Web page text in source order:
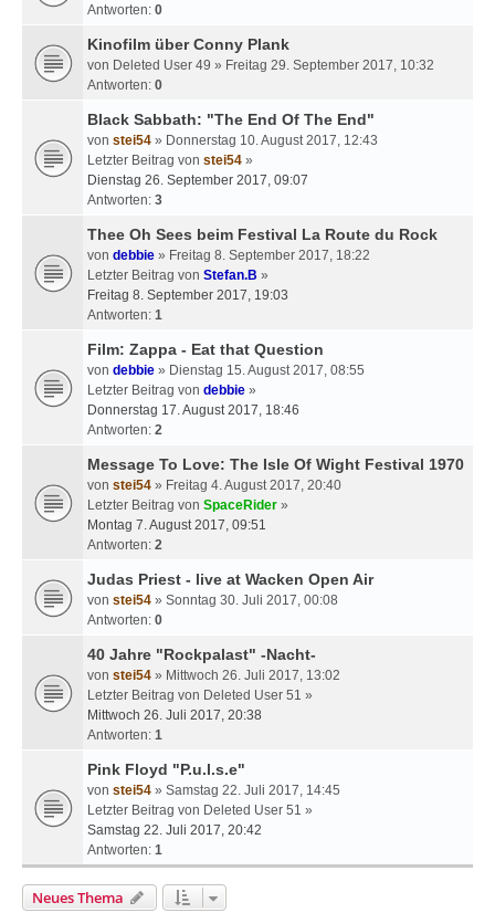
Antworten: 0
Kinofilm über Conny Plank
von Deleted User 49 » Freitag 29. September 2017, 10:32
Antworten: 0
Black Sabbath: "The End Of The End"
von stei54 » Donnerstag 10. August 2017, 12:43
Letzter Beitrag von stei54 »
Dienstag 26. September 2017, 09:07
Antworten: 3
Thee Oh Sees beim Festival La Route du Rock
von debbie » Freitag 8. September 2017, 18:22
Letzter Beitrag von Stefan.B »
Freitag 8. September 2017, 19:03
Antworten: 1
Film: Zappa - Eat that Question
von debbie » Dienstag 15. August 2017, 08:55
Letzter Beitrag von debbie »
Donnerstag 17. August 2017, 18:46
Antworten: 2
Message To Love: The Isle Of Wight Festival 1970
von stei54 » Freitag 4. August 2017, 20:40
Letzter Beitrag von SpaceRider »
Montag 7. August 2017, 09:51
Antworten: 2
Judas Priest - live at Wacken Open Air
von stei54 » Sonntag 30. Juli 2017, 00:08
Antworten: 0
40 Jahre "Rockpalast" -Nacht-
von stei54 » Mittwoch 26. Juli 2017, 13:02
Letzter Beitrag von Deleted User 51 »
Mittwoch 26. Juli 2017, 20:38
Antworten: 1
Pink Floyd "P.u.l.s.e"
von stei54 » Samstag 22. Juli 2017, 14:45
Letzter Beitrag von Deleted User 51 »
Samstag 22. Juli 2017, 20:42
Antworten: 1
Neues Thema